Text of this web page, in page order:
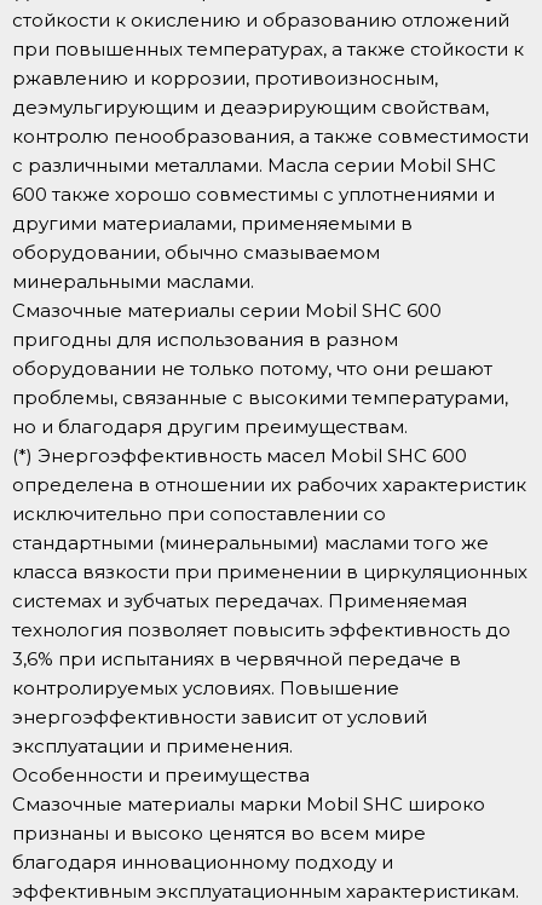
стойкости к окислению и образованию отложений
при повышенных температурах, а также стойкости к
ржавлению и коррозии, противоизносным,
деэмульгирующим и деаэрирующим свойствам,
контролю пенообразования, а также совместимости
с различными металлами. Масла серии Mobil SHC
600 также хорошо совместимы с уплотнениями и
другими материалами, применяемыми в
оборудовании, обычно смазываемом
минеральными маслами.
Смазочные материалы серии Mobil SHC 600
пригодны для использования в разном
оборудовании не только потому, что они решают
проблемы, связанные с высокими температурами,
но и благодаря другим преимуществам.
(*) Энергоэффективность масел Mobil SHC 600
определена в отношении их рабочих характеристик
исключительно при сопоставлении со
стандартными (минеральными) маслами того же
класса вязкости при применении в циркуляционных
системах и зубчатых передачах. Применяемая
технология позволяет повысить эффективность до
3,6% при испытаниях в червячной передаче в
контролируемых условиях. Повышение
энергоэффективности зависит от условий
эксплуатации и применения.
Особенности и преимущества
Смазочные материалы марки Mobil SHC широко
признаны и высоко ценятся во всем мире
благодаря инновационному подходу и
эффективным эксплуатационным характеристикам.